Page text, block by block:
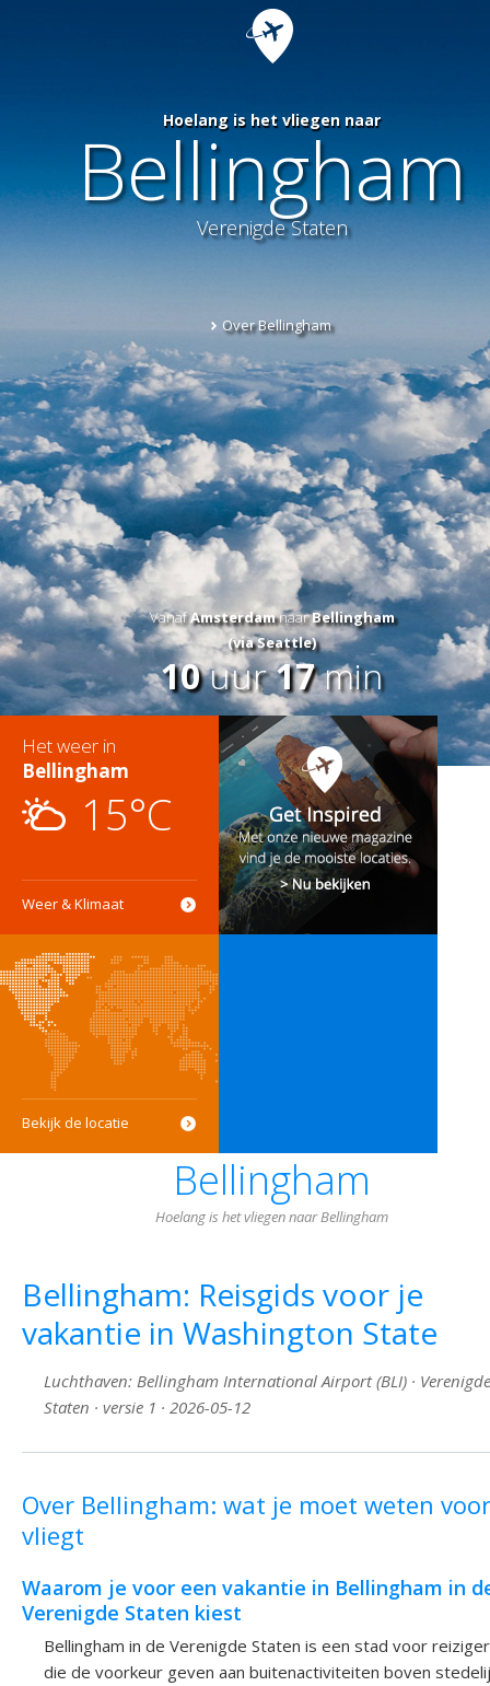
Hoelang is het vliegen naar
Bellingham
Verenigde Staten
Over Bellingham
VanafAmsterdamnaarBellingham
(via Seattle)
10uur17min
Het weer in
Bellingham
15°C
Weer & Klimaat
Bekijk de locatie
Bellingham
Hoelang is het vliegen naar Bellingham
Bellingham: Reisgids voor je
vakantie in Washington State
Luchthaven: Bellingham International Airport (BLI) · Verenigde
Staten · versie 1 · 2026-05-12
Over Bellingham: wat je moet weten
vliegt
Waarom je voor een vakantie in Bellingham in
Verenigde Staten kiest
Bellingham in de Verenigde Staten is een stad voor
die de voorkeur geven aan buitenactiviteiten boven